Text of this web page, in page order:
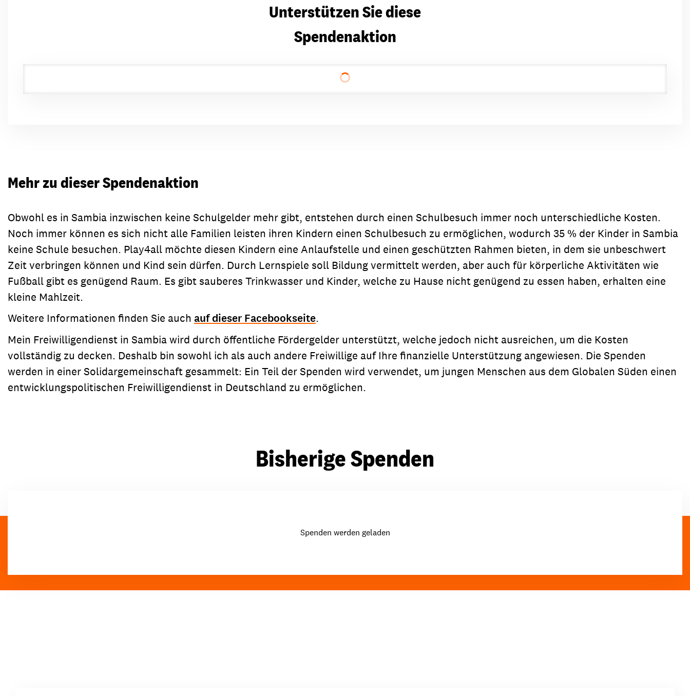
Unterstützen Sie diese
Spendenaktion
Mehr zu dieser Spendenaktion
Obwohl es in Sambia inzwischen keine Schulgelder mehr gibt, entstehen durch einen Schulbesuch immer noch unterschiedliche Kosten.
Noch immer können es sich nicht alle Familien leisten ihren Kindern einen Schulbesuch zu ermöglichen, wodurch 35 % der Kinder in Sambia
keine Schule besuchen. Play4all möchte diesen Kindern eine Anlaufstelle und einen geschützten Rahmen bieten, in dem sie unbeschwert
Zeit verbringen können und Kind sein dürfen. Durch Lernspiele soll Bildung vermittelt werden, aber auch für körperliche Aktivitäten wie
Fußball gibt es genügend Raum. Es gibt sauberes Trinkwasser und Kinder, welche zu Hause nicht genügend zu essen haben, erhalten eine
kleine Mahlzeit.
Weitere Informationen finden Sie auch auf dieser Facebookseite.
Mein Freiwilligendienst in Sambia wird durch öffentliche Fördergelder unterstützt, welche jedoch nicht ausreichen, um die Kosten
vollständig zu decken. Deshalb bin sowohl ich als auch andere Freiwillige auf Ihre finanzielle Unterstützung angewiesen. Die Spenden
werden in einer Solidargemeinschaft gesammelt: Ein Teil der Spenden wird verwendet, um jungen Menschen aus dem Globalen Süden einen
entwicklungspolitischen Freiwilligendienst in Deutschland zu ermöglichen.
Bisherige Spenden
Spenden werden geladen